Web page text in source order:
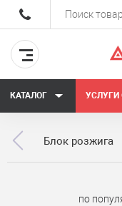
КАТАЛОГ УСЛУГИ
Блок розжига